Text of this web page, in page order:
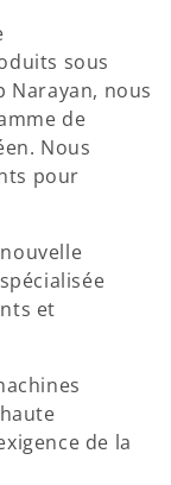
sous
Narayan, nous
de
Nous
pour
et
de la